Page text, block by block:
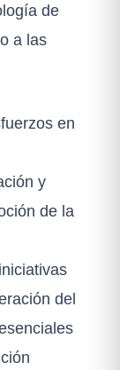
de
a las
en
y
de la
del